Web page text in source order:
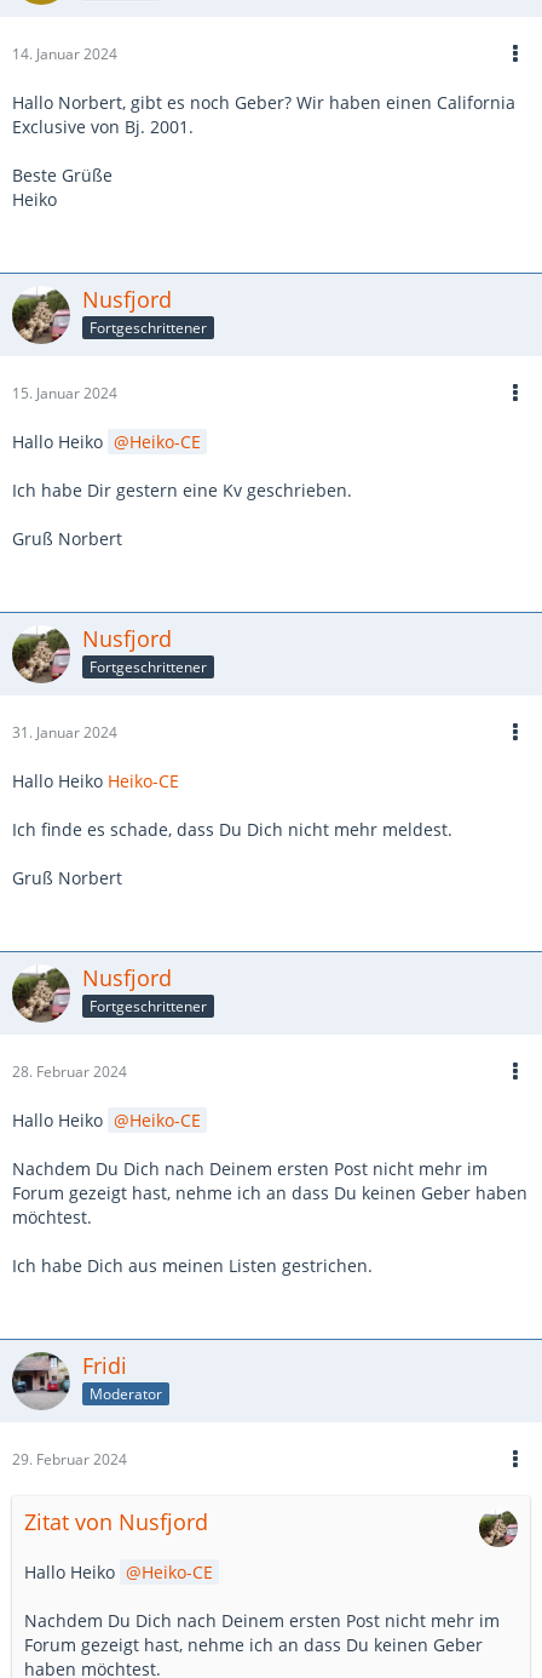
14. Januar 2024
Hallo Norbert, gibt es noch Geber? Wir haben einen California
Exclusive von Bj. 2001.
Beste Grüße
Heiko
Nusfjord
Fortgeschrittener
15. Januar 2024
Hallo Heiko Heiko-CE
Ich habe Dir gestern eine Kv geschrieben.
Gruß Norbert
Nusfjord
Fortgeschrittener
31. Januar 2024
Hallo Heiko Heiko-CE
Ich finde es schade, dass Du Dich nicht mehr meldest.
Gruß Norbert
Nusfjord
Fortgeschrittener
28. Februar 2024
Hallo Heiko Heiko-CE
Nachdem Du Dich nach Deinem ersten Post nicht mehr im
Forum gezeigt hast, nehme ich an dass Du keinen Geber haben
möchtest.
Ich habe Dich aus meinen Listen gestrichen.
Fridi
Moderator
29. Februar 2024
Zitat von Nusfjord
Hallo Heiko Heiko-CE
Nachdem Du Dich nach Deinem ersten Post nicht mehr im
Forum gezeigt hast, nehme ich an dass Du keinen Geber
haben möchtest.